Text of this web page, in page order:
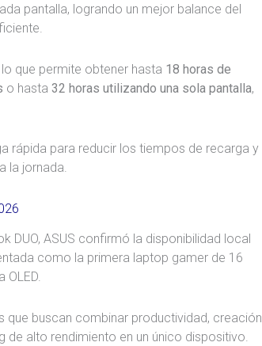
pantalla, logrando un mejor balance del
lo que permite obtener hasta 18 horas de
o hasta 32 horas utilizando una sola pantalla,
rápida para reducir los tiempos de recarga y
la jornada.
DUO, ASUS confirmó la disponibilidad local
como la primera laptop gamer de 16
OLED.
que buscan combinar productividad, creación
de alto rendimiento en un único dispositivo.